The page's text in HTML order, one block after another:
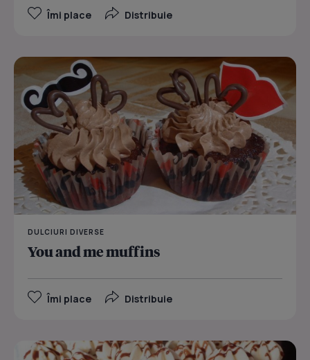
Îmi place Distribuie
DULCIURI DIVERSE
You and me muffins
Îmi place Distribuie